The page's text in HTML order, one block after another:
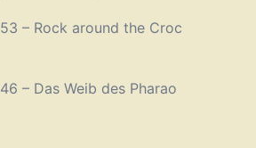
53 – Rock around the Croc
46 – Das Weib des Pharao